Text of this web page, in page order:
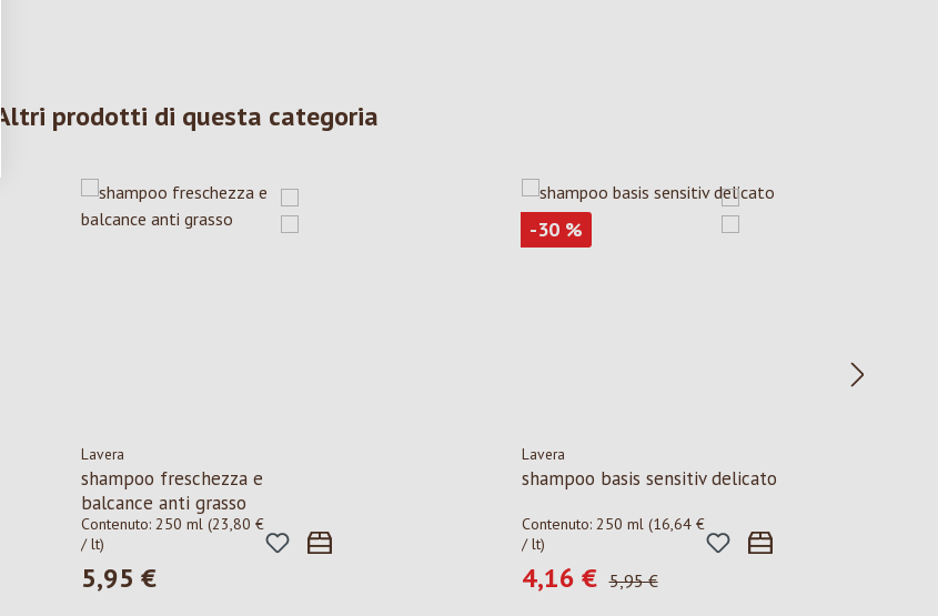
Altri prodotti di questa categoria
Lavera
shampoo freschezza e
balcance anti grasso
Contenuto: 250 ml (23,80 €
/ lt)
Prezzo normale:
5,95 €
-30 Sconto
%
Lavera
shampoo basis sensitiv delicato
Contenuto: 250 ml (16,64 €
/ lt)
Prezzo di vendita:
4,16 € Prezzo normale:
5,95 €